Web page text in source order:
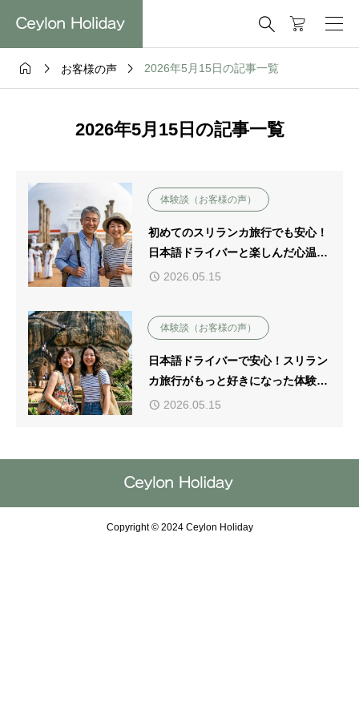

  お客様の声  2026年5月15日の記事一覧
2026年5月15日の記事一覧
体験談（お客様の声）
初めてのスリランカ旅行でも安心！
日本語ドライバーと楽しんだ心温ま
る旅【お客様の声】
2026.05.15
体験談（お客様の声）
日本語ドライバーで安心！スリラン
カ旅行がもっと好きになった体験談
【お客様の声】
2026.05.15
Copyright © 2024 Ceylon Holiday